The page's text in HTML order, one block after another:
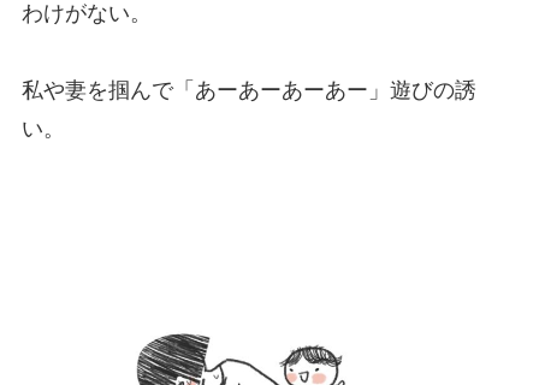
わけがない。
私や妻を掴んで「あーあーあーあー」遊びの誘
い。